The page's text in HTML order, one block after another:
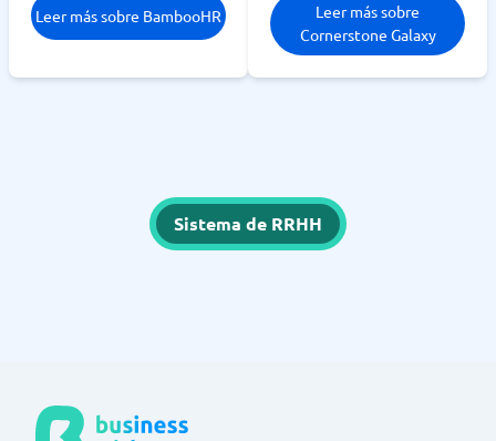
Leer más sobre BambooHR
Leer más sobre
Cornerstone Galaxy
Sistema de RRHH